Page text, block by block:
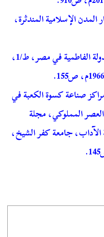
الإسلامية المندثرة،
محمد جمال الدين سرور، الدولة الفاطمية في مصر، ط/1،
صناعة كسوة الكعبة في
المملوكي، مجلة
الآداب، جامعة كفر الشيخ،